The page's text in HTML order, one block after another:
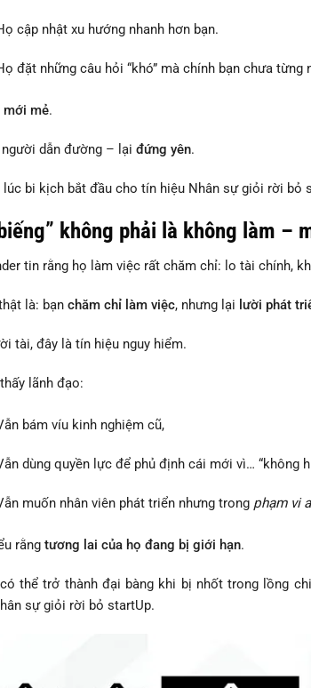
cập nhật xu hướng nhanh hơn bạn.
đặt những câu hỏi “khó” mà chính bạn chưa từng
mới mẻ.
dẫn đường – lại đứng yên.
bi kịch bắt đầu cho tín hiệu Nhân sự giỏi rời bỏ
không phải là không làm –
tin rằng họ làm việc rất chăm chỉ: lo tài chính,
là: bạn chăm chỉ làm việc, nhưng lại lười phát
tài, đây là tín hiệu nguy hiểm.
lãnh đạo:
bám víu kinh nghiệm cũ,
dùng quyền lực để phủ định cái mới vì… “không
muốn nhân viên phát triển nhưng trong phạm vi
rằng tương lai của họ đang bị giới hạn.
thể trở thành đại bàng khi bị nhốt trong lồng
sự giỏi rời bỏ startUp.